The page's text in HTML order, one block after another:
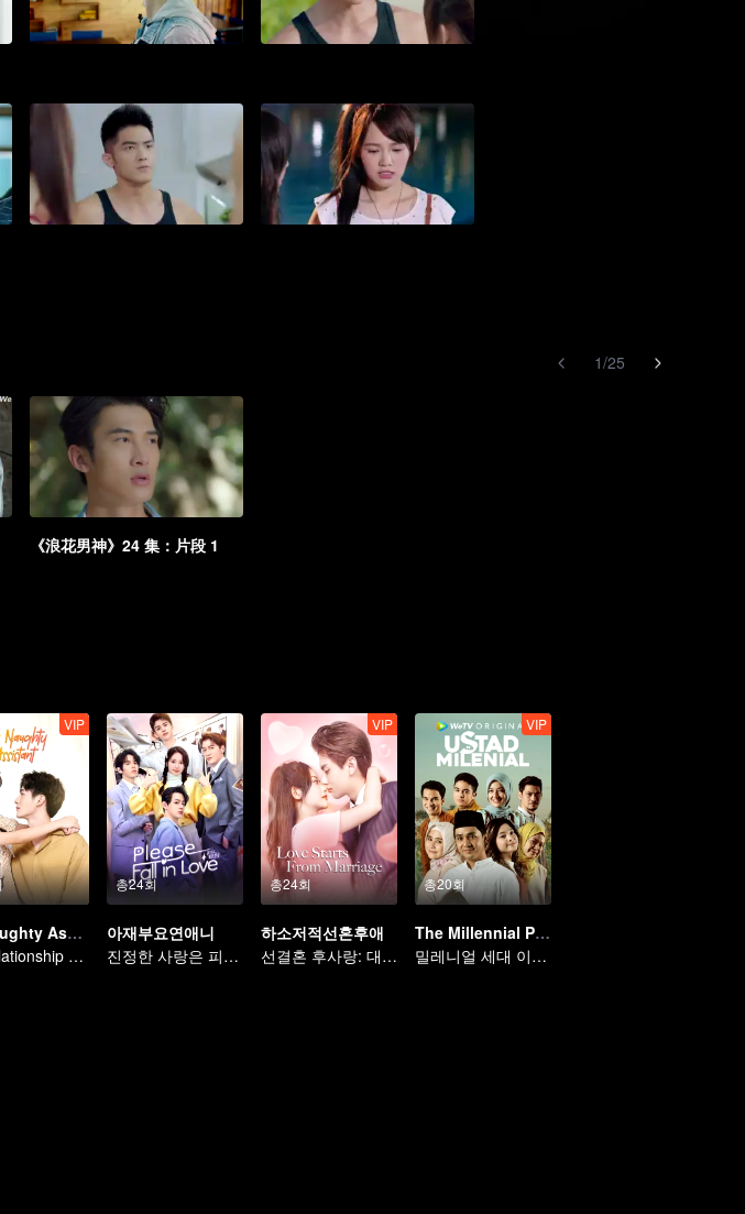
1/25
《浪花男神》24 集：片段 1
VIP
My Naughty Assistant
In a relationship with an idol
총24회
아재부요연애니
진정한 사랑은 피할 수 없다
총24회
VIP
하소저적선혼후애
선결혼 후사랑: 대리 신부와 재벌의 로맨스
총20회
VIP
The Millennial Preacher
밀레니얼 세대 이슬람 선생의 사랑